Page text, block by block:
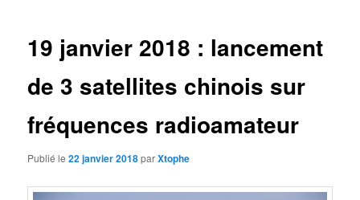
19 janvier 2018 : lancement
de 3 satellites chinois sur
fréquences radioamateur
Publié le22 janvier 2018parXtophe